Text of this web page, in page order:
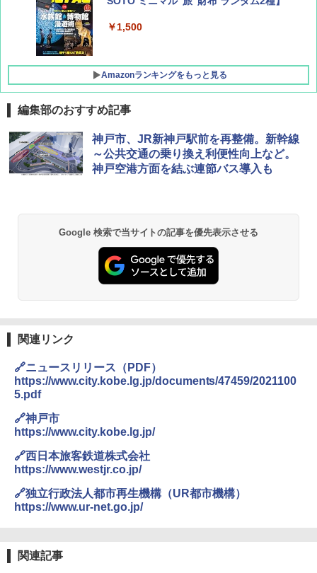
￥1,500
Amazonランキングをもっと見る
D40 地球の歩き方 チェンマイ タイ北部の魅
力的な町 2026～2027 地球の歩き方D アジア
￥2,079
球の歩き方A ヨーロッパ
￥2,479
￥2,277
￥2,695
新しい日本地理 地図・統計・移動から読み
解く (講談社現代新書)
[キャンパーズコレクション 山善] ポップアッ
プテント 傘みたいに広げて畳める パッとサ
ッとサンシェード キューブ フルクローズ メ
ッシュ 簡単設置 ワンタッチテント キャンプ
PYKES PEAK (パイクスピーク) 着替えテン
ト プライバシー テント 【中が透けない】 1
人用 折りたたみ 防災グッズ 災害用トイレ ビ
ーチ ピクニック ポップアップテント 携帯 簡
ENDLESS BASE 《めざましテレビで紹介》
テント ワンタッチ RENEW 幅200 2-3人用 43
500002(88859)
[キャンパーズコレクション 山善] 傘みたいに
広げるだけ パッとサッとテント ブラックコ
ーティング フルクローズ メッシュ 3-4人用
簡単設置 ポップアップテント エクルベージ
ュ(BC仕様) PATC-150B(EB)
BUNDOK(バンドック)ソロ ドーム 1 EX BDK
-08EX カーキ ソロキャンプ ポリエステル フ
レーム テント
026リニューアル 急速冷凍 空間倍増 衛生的
コンパクト 保冷力長持ち
￥2,980
付き ヒグマ・イノシシ対策 自治体・教育機
関の購入実績 登山・キャンプ・アウトドア・
防災用品 長期保存可能 緊急時用 日本国内発
DEWEL パラソル 大型 ビーチ アウトドアパ
ラソル ガーデン サイトシート付 折りたたみ
防水 UVカット 4段階高さ調整 軽量 収納袋付
き
編集部のおすすめ記事
神戸市、JR新神戸駅前を再整備。新幹線
～公共交通の乗り換え利便性向上など。
神戸空港方面を結ぶ連節バス導入も
Google 検索で当サイトの記事を優先表示させる
関連リンク
🔗ニュースリリース（PDF）
https://www.city.kobe.lg.jp/documents/47459/2021100
5.pdf
🔗神戸市
https://www.city.kobe.lg.jp/
🔗西日本旅客鉄道株式会社
https://www.westjr.co.jp/
🔗独立行政法人都市再生機構（UR都市機構）
https://www.ur-net.go.jp/
関連記事